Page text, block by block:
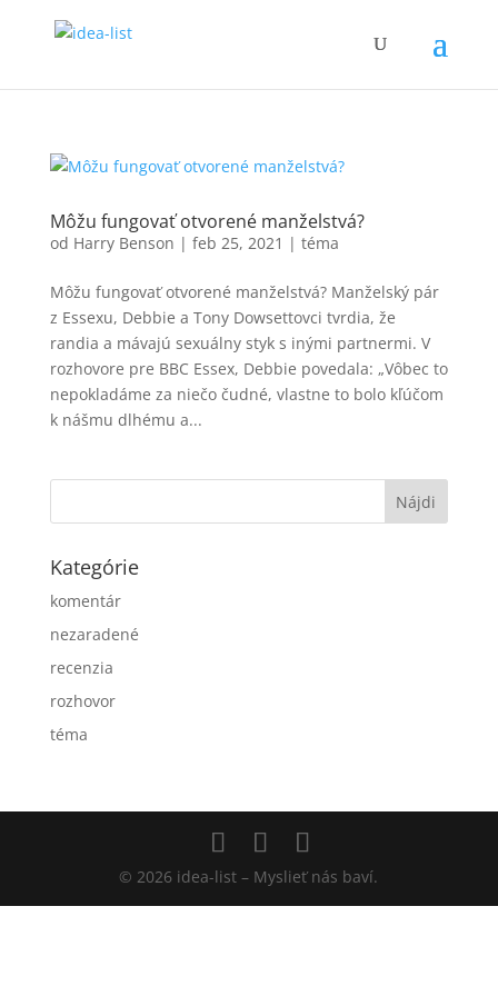
Môžu fungovať otvorené manželstvá?
od Harry Benson | feb 25, 2021 | téma
Môžu fungovať otvorené manželstvá? Manželský pár
z Essexu, Debbie a Tony Dowsettovci tvrdia, že
randia a mávajú sexuálny styk s inými partnermi. V
rozhovore pre BBC Essex, Debbie povedala: „Vôbec to
nepokladáme za niečo čudné, vlastne to bolo kľúčom
k nášmu dlhému a...
Kategórie
komentár
nezaradené
recenzia
rozhovor
téma
© 2026 idea-list – Myslieť nás baví.